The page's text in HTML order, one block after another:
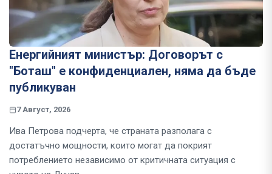
Енергийният министър: Договорът с
"Боташ" е конфиденциален, няма да бъде
публикуван
7 Август, 2026
Ива Петрова подчерта, че страната разполага с
достатъчно мощности, които могат да покрият
потреблението независимо от критичната ситуация с